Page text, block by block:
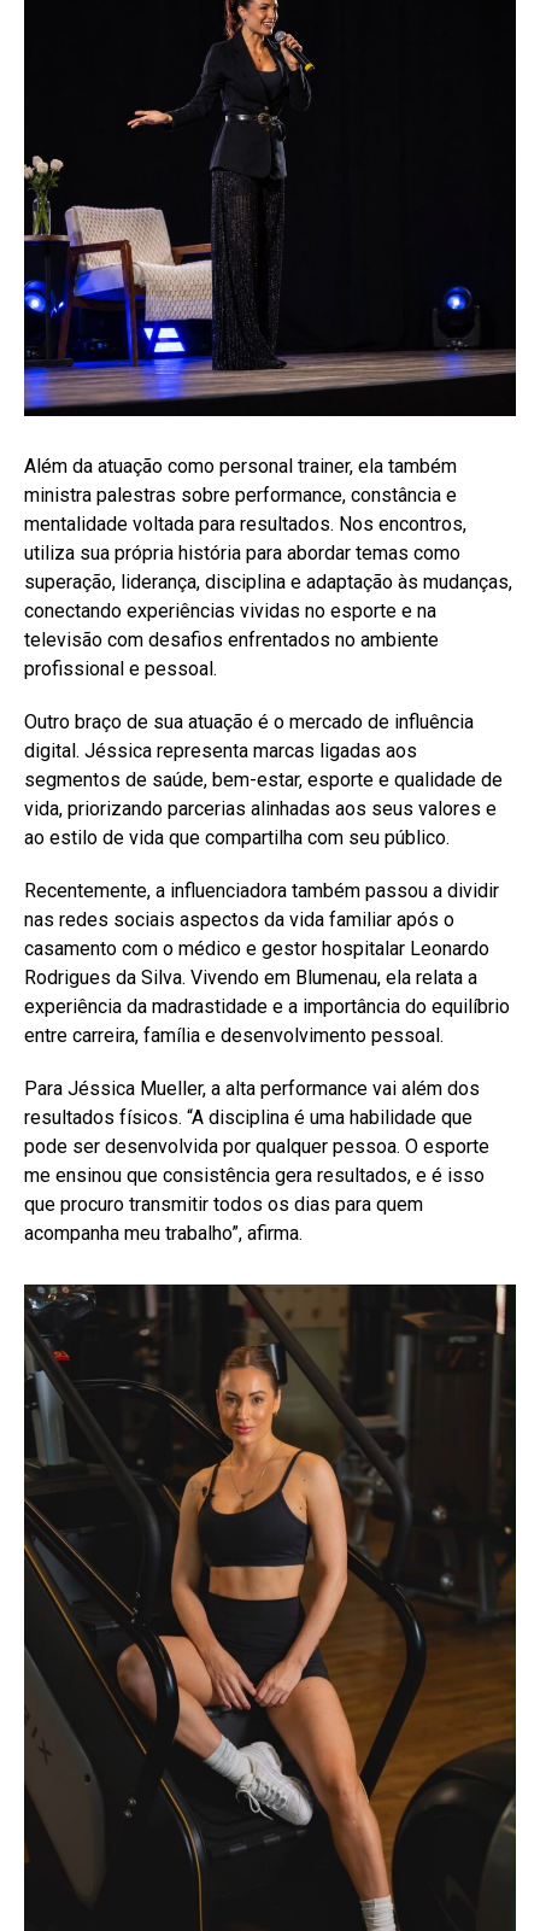
Além da atuação como personal trainer, ela também
ministra palestras sobre performance, constância e
mentalidade voltada para resultados. Nos encontros,
utiliza sua própria história para abordar temas como
superação, liderança, disciplina e adaptação às mudanças,
conectando experiências vividas no esporte e na
televisão com desafios enfrentados no ambiente
profissional e pessoal.
Outro braço de sua atuação é o mercado de influência
digital. Jéssica representa marcas ligadas aos
segmentos de saúde, bem-estar, esporte e qualidade de
vida, priorizando parcerias alinhadas aos seus valores e
ao estilo de vida que compartilha com seu público.
Recentemente, a influenciadora também passou a dividir
nas redes sociais aspectos da vida familiar após o
casamento com o médico e gestor hospitalar Leonardo
Rodrigues da Silva. Vivendo em Blumenau, ela relata a
experiência da madrastidade e a importância do equilíbrio
entre carreira, família e desenvolvimento pessoal.
Para Jéssica Mueller, a alta performance vai além dos
resultados físicos. “A disciplina é uma habilidade que
pode ser desenvolvida por qualquer pessoa. O esporte
me ensinou que consistência gera resultados, e é isso
que procuro transmitir todos os dias para quem
acompanha meu trabalho”, afirma.